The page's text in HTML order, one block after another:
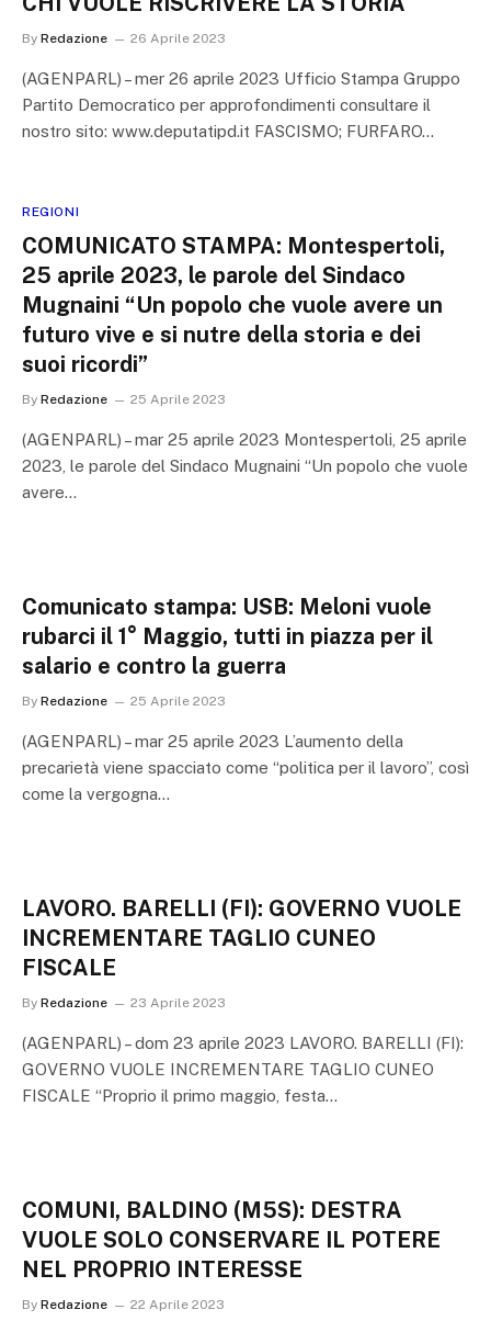
By Redazione 26 Aprile 2023
(AGENPARL) – mer 26 aprile 2023 Ufficio Stampa Gruppo
Partito Democratico per approfondimenti consultare il
nostro sito: www.deputatipd.it FASCISMO; FURFARO…
REGIONI
COMUNICATO STAMPA: Montespertoli,
25 aprile 2023, le parole del Sindaco
Mugnaini “Un popolo che vuole avere un
futuro vive e si nutre della storia e dei
suoi ricordi”
By Redazione 25 Aprile 2023
(AGENPARL) – mar 25 aprile 2023 Montespertoli, 25 aprile
2023, le parole del Sindaco Mugnaini “Un popolo che vuole
avere…
Comunicato stampa: USB: Meloni vuole
rubarci il 1° Maggio, tutti in piazza per il
salario e contro la guerra
By Redazione 25 Aprile 2023
(AGENPARL) – mar 25 aprile 2023 L’aumento della
precarietà viene spacciato come “politica per il lavoro”, così
come la vergogna…
LAVORO. BARELLI (FI): GOVERNO VUOLE
INCREMENTARE TAGLIO CUNEO
FISCALE
By Redazione 23 Aprile 2023
(AGENPARL) – dom 23 aprile 2023 LAVORO. BARELLI (FI):
GOVERNO VUOLE INCREMENTARE TAGLIO CUNEO
FISCALE “Proprio il primo maggio, festa…
COMUNI, BALDINO (M5S): DESTRA
VUOLE SOLO CONSERVARE IL POTERE
NEL PROPRIO INTERESSE
By Redazione 22 Aprile 2023